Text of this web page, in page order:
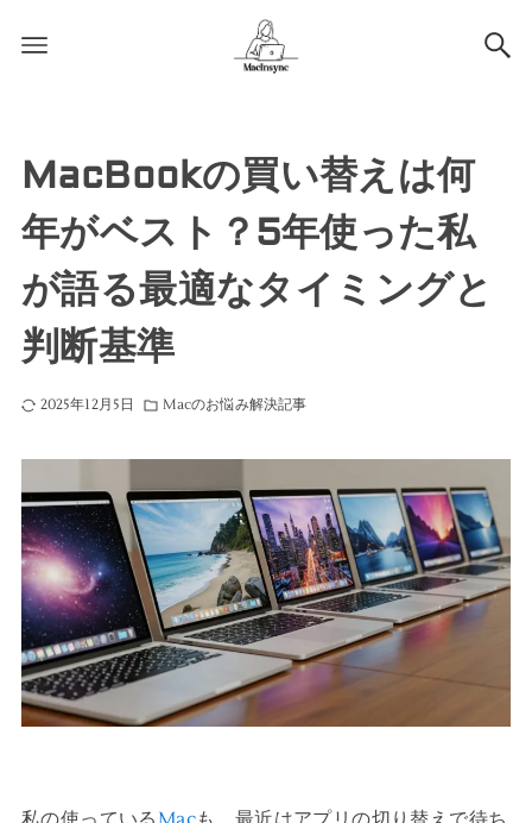
MacBookの買い替えは何
年がベスト？5年使った私
が語る最適なタイミングと
判断基準
2025年12月5日 Macのお悩み解決記事